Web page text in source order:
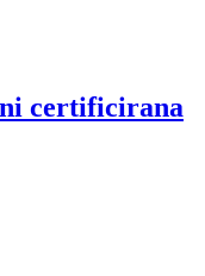
certificirana